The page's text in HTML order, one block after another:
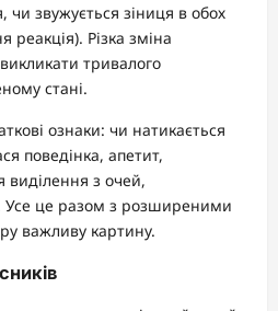
чи звужується зіниця в обох
реакція). Різка зміна
тривалого
стані.
ознаки: чи натикається
поведінка, апетит,
виділення з очей,
Усе це разом з розширеними
важливу картину.